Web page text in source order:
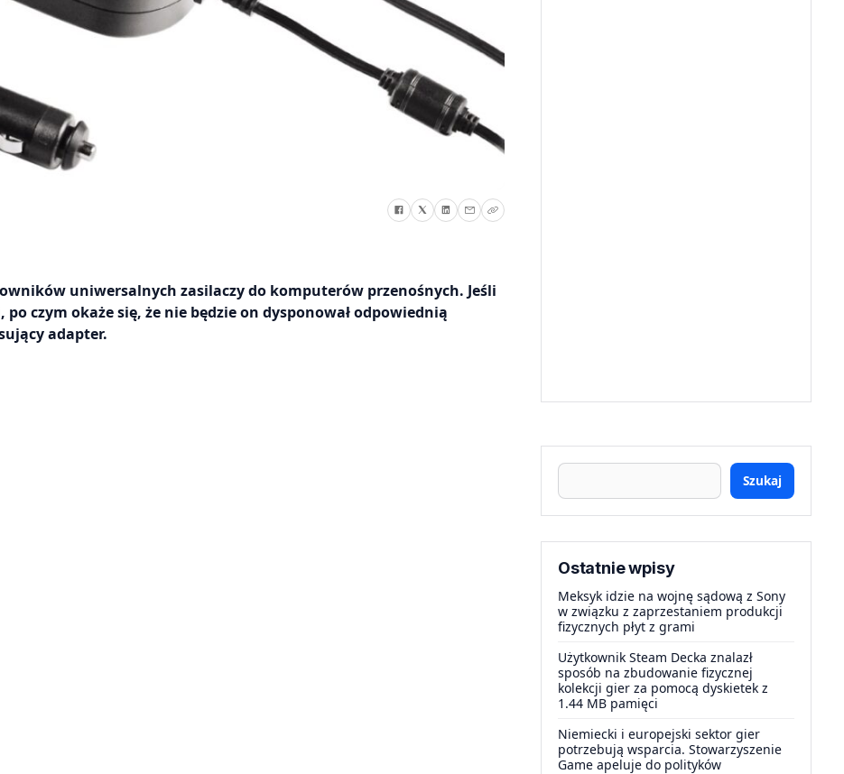
uniwersalnych zasilaczy do komputerów przenośnych. Jeśli
czym okaże się, że nie będzie on dysponował odpowiednią
adapter.
Szukaj
Ostatnie wpisy
Meksyk idzie na wojnę sądową z Sony
w związku z zaprzestaniem produkcji
fizycznych płyt z grami
Użytkownik Steam Decka znalazł
sposób na zbudowanie fizycznej
kolekcji gier za pomocą dyskietek z
1.44 MB pamięci
Niemiecki i europejski sektor gier
potrzebują wsparcia. Stowarzyszenie
Game apeluje do polityków